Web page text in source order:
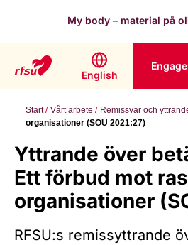
My body – material på
English
Start Vårt arbete Remissvar och
organisationer (SOU 2021:27)
Yttrande över
Ett förbud mot
organisationer
RFSU:s remissyttrande